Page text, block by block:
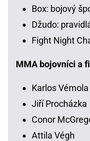
Box: bojový
Džudo:
Fight Night
MMA bojovníci a
Karlos Vémola
Jiří Procházka
Conor
Attila Végh